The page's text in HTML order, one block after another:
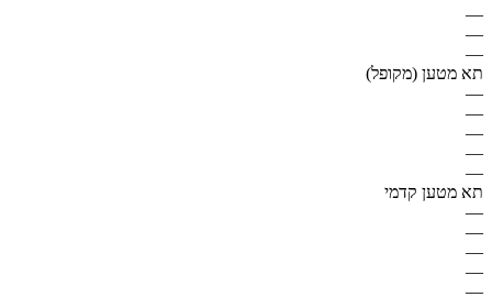
—
—
—
תא מטען (מקופל)
—
—
—
—
—
תא מטען קדמי
—
—
—
—
—